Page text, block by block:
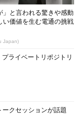
」と言われる驚きや感動
い価値を生む電通の挑戦
Japan)
ライベートリポジトリ
ークセッションが話題